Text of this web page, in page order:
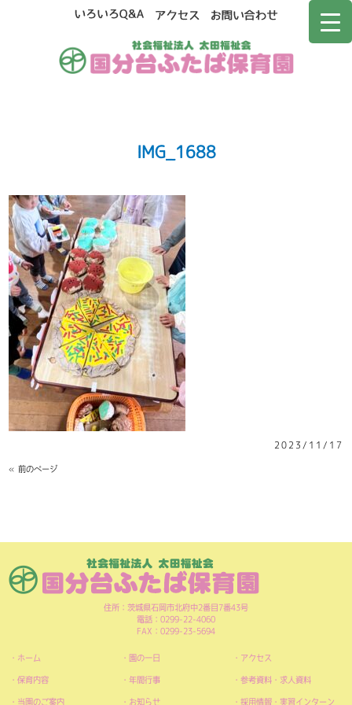
IMG_1688
2023/11/17
« 前のページ
住所：茨城県石岡市北府中2番目7番43号
電話：0299-22-4060
FAX：0299-23-5694
ホーム
保育内容
当園のご案内
園の一日
年間行事
お知らせ
アクセス
参考資料・求人資料
採用情報・実習インターン